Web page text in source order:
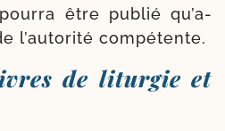
être publié qu’a­
l’autorité compétente.
de liturgie et